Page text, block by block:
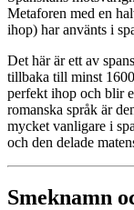
Metaforen med en
ihop) har använts i
Det här är ett av
tillbaka till minst
perfekt ihop och blir
romanska språk är
mycket vanligare i
och den delade
Smeknamn